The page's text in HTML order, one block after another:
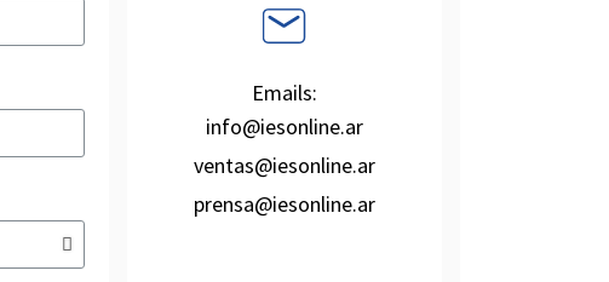
Emails:
info@iesonline.ar
ventas@iesonline.ar
prensa@iesonline.ar